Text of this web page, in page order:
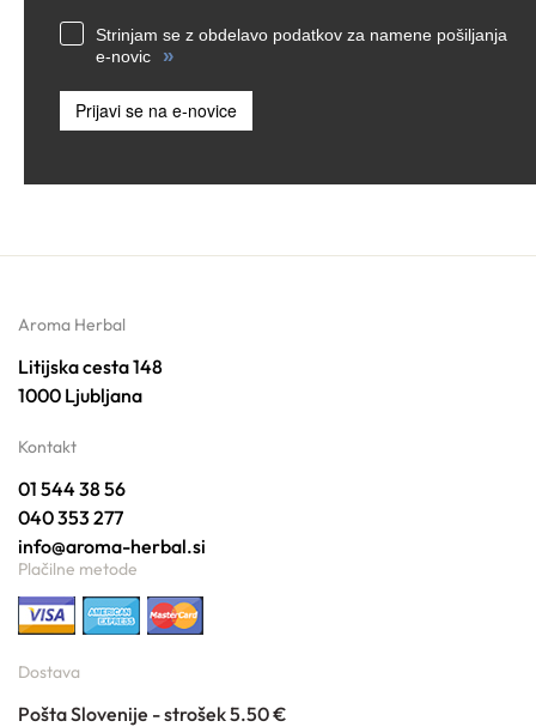
Strinjam se z obdelavo podatkov za namene pošiljanja
e-novic
»
Prijavi se na e-novice
Aroma Herbal
Litijska cesta 148
1000 Ljubljana
Kontakt
01 544 38 56
040 353 277
info@aroma-herbal.si
Plačilne metode
Dostava
Pošta Slovenije - strošek 5.50 €